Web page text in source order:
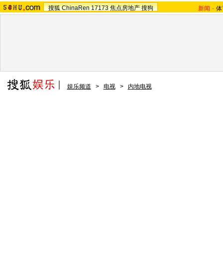
搜狐 ChinaRen 17173 焦点房地产 搜狗 新闻 -
娱乐频道 > 电视 > 内地电视